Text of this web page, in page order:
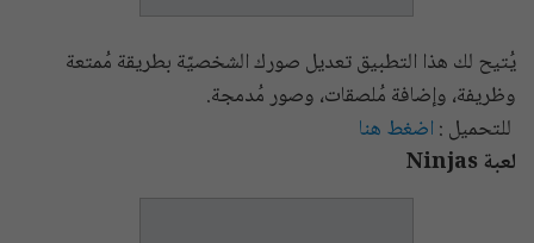
يُتيح لك هذا التطبيق تعديل صورك الشخصيّة بطريقة مُمتعة
وظريفة، وإضافة مُلصقات، وصور مُدمجة.
للتحميل : اضغط هنا
لعبة Ninjas